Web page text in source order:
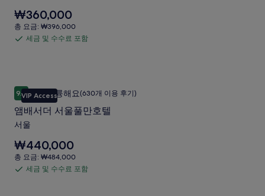
정
보
를
확
요.
서
울
사
진
갤
러
리
요
금
은
₩360,000
₩360,000
총
요
총 요금: ₩396,000
세
수
료
포
세금 및 수수료 포함
앰
배
서
더
서
울
VIP Access
9.210점 만점 중 9.2점, 매우 훌륭해요, (630개 이용 후기)
매우 훌륭해요(630개 이용 후기)
앰배서더 서울풀만호텔
서울
요
금
은
₩440,000
₩440,000
총
요
총 요금: ₩484,000
세
세금 및 수수료 포함
앰배서더 서울풀만호텔